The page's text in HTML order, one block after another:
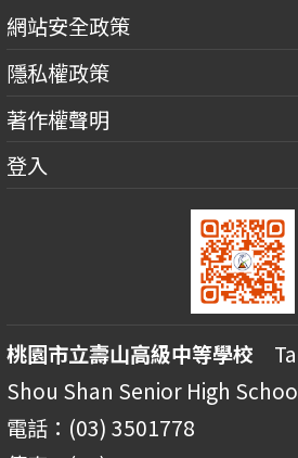
網站安全政策
隱私權政策
著作權聲明
登入
桃園市立壽山高級中等學校
Shou Shan Senior High
電話：(03) 3501778